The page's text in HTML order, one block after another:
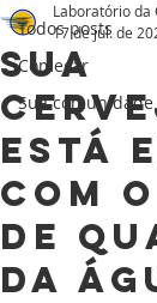
Todos posts
Começar
Sua comunidade
Sua
está
com
de
da
Laboratório da
17 de jul. de